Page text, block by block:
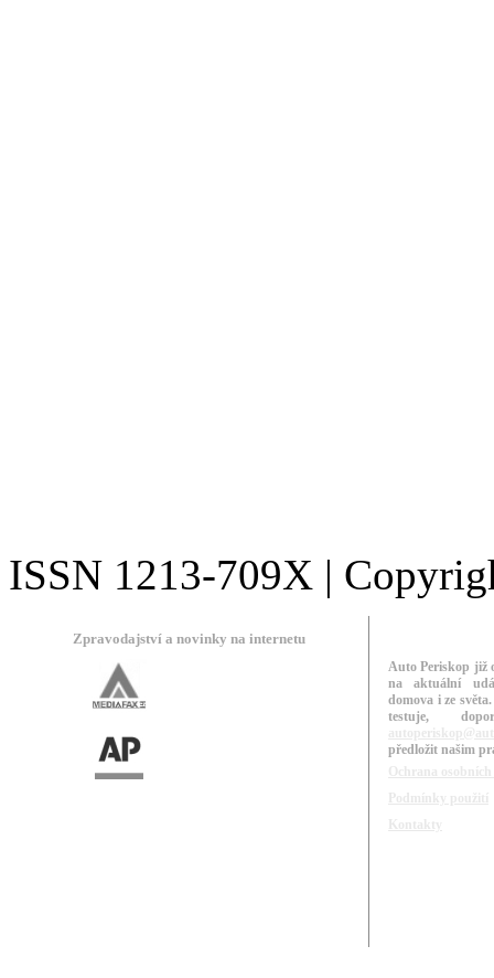
ISSN 1213-709X |
Zpravodajství a novinky na internetu
Auto Periskop již
na aktuální
domova i ze
testuje,
předložit našim